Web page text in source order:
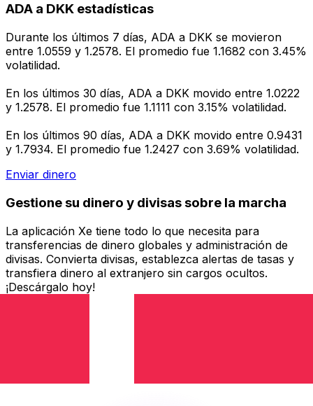
ADA a DKK estadísticas
Durante los últimos 7 días, ADA a DKK se movieron
entre 1.0559 y 1.2578. El promedio fue 1.1682 con 3.45%
volatilidad.
En los últimos 30 días, ADA a DKK movido entre 1.0222
y 1.2578. El promedio fue 1.1111 con 3.15% volatilidad.
En los últimos 90 días, ADA a DKK movido entre 0.9431
y 1.7934. El promedio fue 1.2427 con 3.69% volatilidad.
Enviar dinero
Gestione su dinero y divisas sobre la marcha
La aplicación Xe tiene todo lo que necesita para
transferencias de dinero globales y administración de
divisas. Convierta divisas, establezca alertas de tasas y
transfiera dinero al extranjero sin cargos ocultos.
¡Descárgalo hoy!